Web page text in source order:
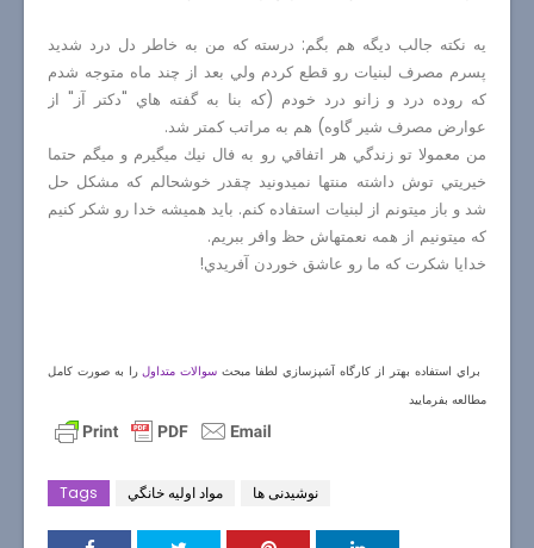
يه نكته جالب ديگه هم بگم: درسته كه من به خاطر دل درد شديد
پسرم مصرف لبنيات رو قطع كردم ولي بعد از چند ماه متوجه شدم
كه روده درد و زانو درد خودم (كه بنا به گفته هاي "دكتر آز" از
عوارض مصرف شير گاوه) هم به مراتب كمتر شد.
من معمولا تو زندگي هر اتفاقي رو به فال نيك ميگيرم و ميگم حتما
خيريتي توش داشته منتها نميدونيد چقدر خوشحالم كه مشكل حل
شد و باز ميتونم از لبنيات استفاده كنم. بايد هميشه خدا رو شكر كنيم
كه ميتونيم از همه نعمتهاش حظ وافر ببريم.
خدايا شكرت كه ما رو عاشق خوردن آفريدي!
براي استفاده بهتر از كارگاه آشپزسازي لطفا مبحث سوالات متداول را به صورت كامل
مطالعه بفرماييد
Tags مواد اوليه خانگي نوشیدنی ها